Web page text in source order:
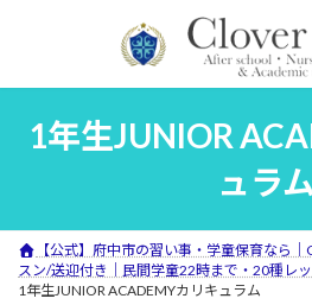
1年生JUNIOR
ュラ
【公式】府中市の習い事・学童保育なら
スン/送迎付き｜民間学童22時まで・20種レ
1年生JUNIOR ACADEMYカリキュラム